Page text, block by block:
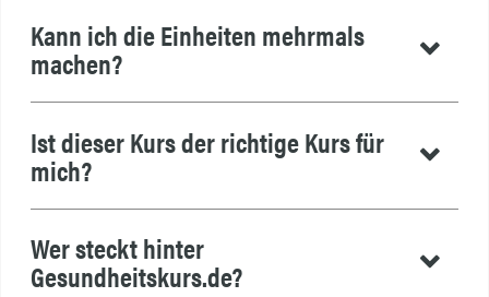
Kann ich die Einheiten mehrmals
machen?
Ist dieser Kurs der richtige Kurs für
mich?
Wer steckt hinter
Gesundheitskurs.de?